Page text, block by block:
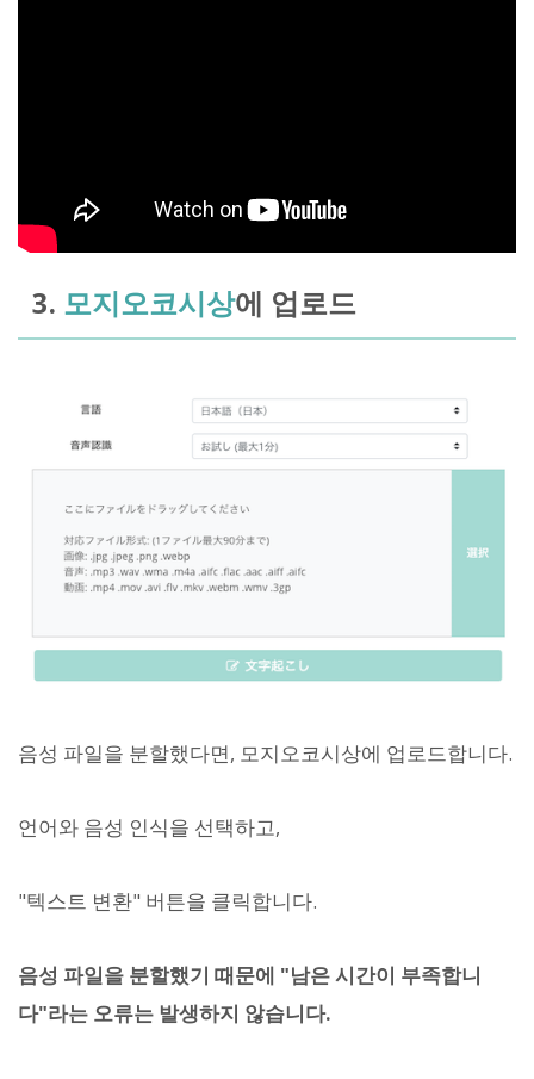
3. 모지오코시상에 업로드
음성 파일을 분할했다면, 모지오코시상에 업로드합니다.
언어와 음성 인식을 선택하고,
"텍스트 변환" 버튼을 클릭합니다.
음성 파일을 분할했기 때문에 "남은 시간이 부족합니
다"라는 오류는 발생하지 않습니다.